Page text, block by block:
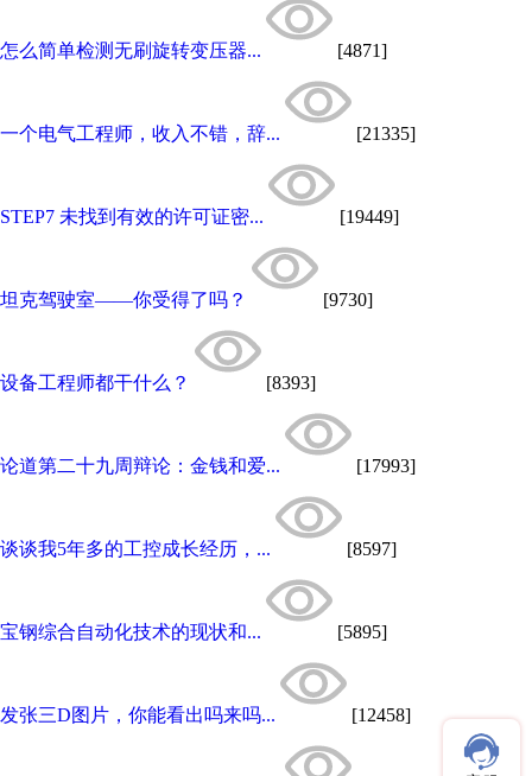
怎么简单检测无刷旋转变压器... [4871]
一个电气工程师，收入不错，辞... [21335]
STEP7 未找到有效的许可证密... [19449]
坦克驾驶室——你受得了吗？ [9730]
设备工程师都干什么？ [8393]
论道第二十九周辩论：金钱和爱... [17993]
谈谈我5年多的工控成长经历，... [8597]
宝钢综合自动化技术的现状和... [5895]
发张三D图片，你能看出吗来吗... [12458]